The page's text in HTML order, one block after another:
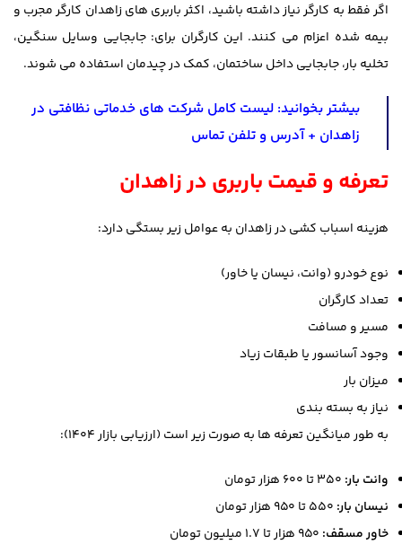
اگر فقط به کارگر نیاز داشته باشید، اکثر باربری های زاهدان کارگر مجرب و
بیمه شده اعزام می کنند. این کارگران برای: جابجایی وسایل سنگین،
تخلیه بار، جابجایی داخل ساختمان، کمک در چیدمان استفاده می شوند.
بیشتر بخوانید: لیست کامل شرکت های خدماتی نظافتی در
زاهدان + آدرس و تلفن تماس
تعرفه و قیمت باربری در زاهدان
هزینه اسباب کشی در زاهدان به عوامل زیر بستگی دارد:
نوع خودرو (وانت، نیسان یا خاور)
تعداد کارگران
مسیر و مسافت
وجود آسانسور یا طبقات زیاد
میزان بار
نیاز به بسته بندی
به طور میانگین تعرفه ها به صورت زیر است (ارزیابی بازار ۱۴۰۴):
وانت بار:
نیسان بار:
خاور مسقف: